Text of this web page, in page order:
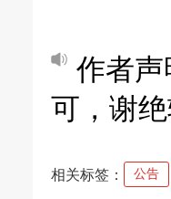
作者
可，谢
相关标签： 公告